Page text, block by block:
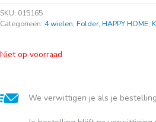
SKU: 015165
Categorieën: 4 wielen, Folder, HAPPY HOME,
Niet op voorraad
We verwittigen je als je